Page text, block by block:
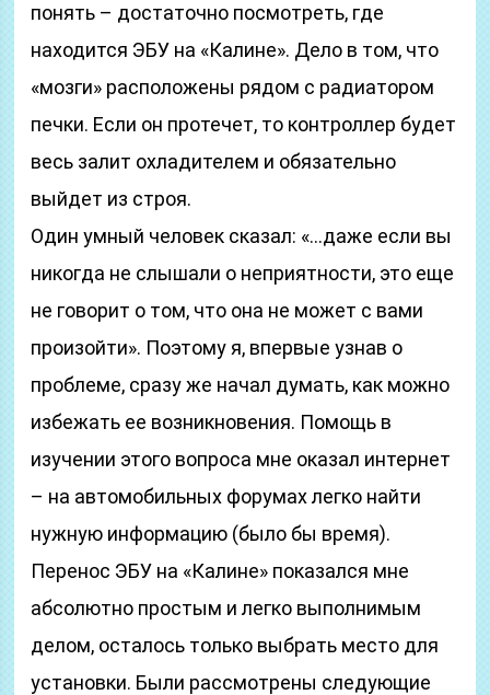
понять – достаточно посмотреть, где
находится ЭБУ на «Калине». Дело в том, что
«мозги» расположены рядом с радиатором
печки. Если он протечет, то контроллер будет
весь залит охладителем и обязательно
выйдет из строя.
Один умный человек сказал: «…даже если вы
никогда не слышали о неприятности, это еще
не говорит о том, что она не может с вами
произойти». Поэтому я, впервые узнав о
проблеме, сразу же начал думать, как можно
избежать ее возникновения. Помощь в
изучении этого вопроса мне оказал интернет
– на автомобильных форумах легко найти
нужную информацию (было бы время).
Перенос ЭБУ на «Калине» показался мне
абсолютно простым и легко выполнимым
делом, осталось только выбрать место для
установки. Были рассмотрены следующие